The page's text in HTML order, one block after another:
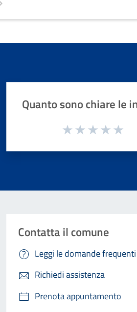
Quanto sono chiare le
Valuta da 1 a 5 stelle la pagina
Contatta il comune
Leggi le domande frequenti
Richiedi assistenza
Prenota appuntamento